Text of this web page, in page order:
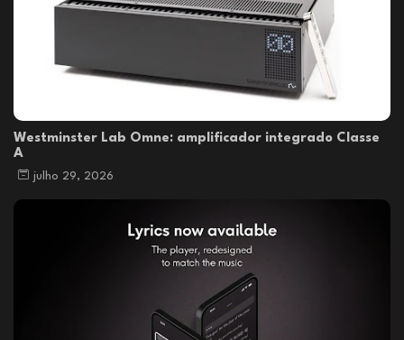
Westminster Lab Omne: amplificador integrado Classe
A
julho 29, 2026